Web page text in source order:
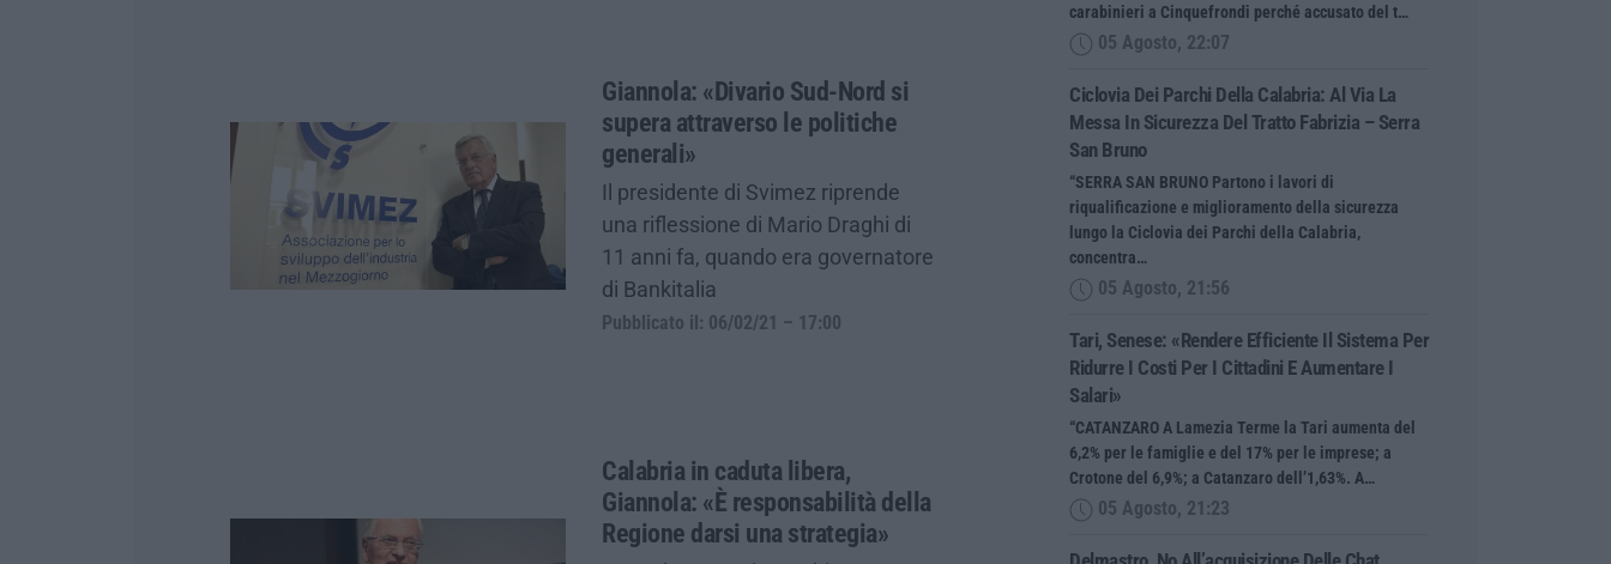
Giannola: «Divario Sud-Nord si
supera attraverso le politiche
generali»
Il presidente di Svimez riprende
una riflessione di Mario Draghi di
11 anni fa, quando era governatore
di Bankitalia
Pubblicato il: 06/02/21 – 17:00
Calabria in caduta libera,
Giannola: «È responsabilità della
Regione darsi una strategia»
carabinieri a Cinquefrondi perché accusato del t…
05 Agosto, 22:07
Ciclovia Dei Parchi Della Calabria: Al Via La
Messa In Sicurezza Del Tratto Fabrizia – Serra
San Bruno
“SERRA SAN BRUNO Partono i lavori di
riqualificazione e miglioramento della sicurezza
lungo la Ciclovia dei Parchi della Calabria,
concentra…
05 Agosto, 21:56
Tari, Senese: «Rendere Efficiente Il Sistema Per
Ridurre I Costi Per I Cittadini E Aumentare I
Salari»
“CATANZARO A Lamezia Terme la Tari aumenta del
6,2% per le famiglie e del 17% per le imprese; a
Crotone del 6,9%; a Catanzaro dell’1,63%. A…
05 Agosto, 21:23